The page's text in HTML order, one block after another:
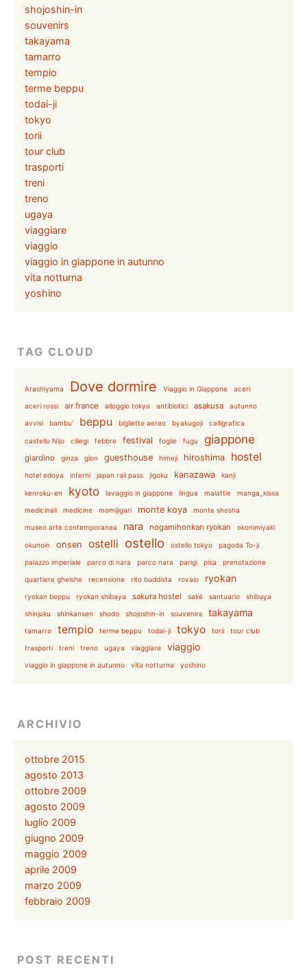
shojoshin-in
souvenirs
takayama
tamarro
tempio
terme beppu
todai-ji
tokyo
torii
tour club
trasporti
treni
treno
ugaya
viaggiare
viaggio
viaggio in giappone in autunno
vita notturna
yoshino
TAG CLOUD
Arashiyama Dove dormire Viaggio in Giappone aceri
aceri rossi air france alloggio tokyo antibiotici asakusa autunno
avvisi bambu' beppu biglietto aereo byakugoji calligrafica
castello Nijo ciliegi febbre festival foglie fugu giappone
giardino ginza gion guesthouse himeji hiroshima hostel
hotel edoya inferni japan rail pass jigoku kanazawa kanji
kenroku-en kyoto lavaggio in giappone lingua malattie manga_kissa
medicinali medicine momijigari monte koya monte shosha
museo arte contemporanea nara nogamihonkan ryokan okonimiyaki
okunoin onsen ostelli ostello ostello tokyo pagoda To-ji
palazzo imperiale parco di nara parco nara parigi pisa prenotazione
quartiere gheishe recensione rito buddista rovaio ryokan
ryokan beppu ryokan shibaya sakura hostel saké santuario shibuya
shinjuku shinkansen shodo shojoshin-in souvenirs takayama
tamarro tempio terme beppu todai-ji tokyo torii tour club
trasporti treni treno ugaya viaggiare viaggio
viaggio in giappone in autunno vita notturna yoshino
ARCHIVIO
ottobre 2015
agosto 2013
ottobre 2009
agosto 2009
luglio 2009
giugno 2009
maggio 2009
aprile 2009
marzo 2009
febbraio 2009
POST RECENTI